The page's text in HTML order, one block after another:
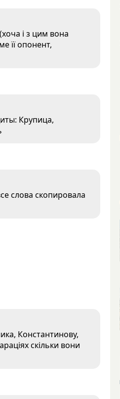
і з цим вона
її опонент,
Крупица,
слова скопировала
Константинову,
скільки вони